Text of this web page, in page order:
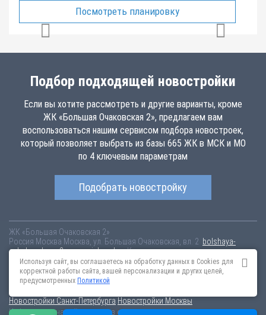
Посмотреть планировку
Подбор подходящей новостройки
Если вы хотите рассмотреть и другие варианты, кроме
ЖК «Большая Очаковская 2», предлагаем вам
воспользоваться нашим сервисом подбора новостроек,
который позволяет выбрать из базы 665 ЖК в МСК и МО
по 4 ключевым параметрам
Подобрать новостройку
ЖК «Большая Очаковская 2»
Россия Москва Москва, ул. Большая Очаковская, вл. 2 bolshaya-
ochakovskaya-2.novopoisk.msk.ruКупить квартиру в новом жилом
комплексе «Большая Очаковская 2» от «ПАО «ПИК-
специализированный застройщик»» в Очаково-Матвеевском.
Квартиры различных планировок от 22.46 млн рублей!
Новостройки Санкт-Петербурга Новостройки Москвы
Информация на сайте взята из открытых источников, не является
Используя сайт, вы соглашаетесь на обработку данных в Cookies для
корректной работы сайта, вашей персонализации и других целей,
предусмотренных Политикой